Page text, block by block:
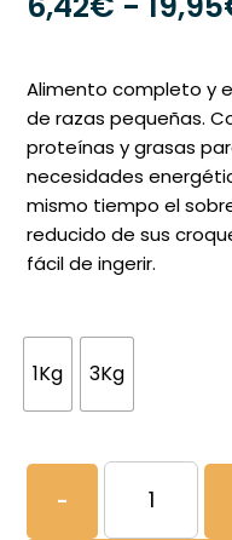
Alimento completo y
de razas pequeñas.
proteínas y grasas
necesidades
mismo tiempo el
reducido de sus
fácil de ingerir.
1Kg 3Kg
-
OWNAT
ULTRA